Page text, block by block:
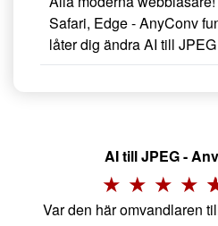
Safari, Edge - AnyConv
låter dig ändra AI till
AI till JPEG -
Var den här omvandlaren